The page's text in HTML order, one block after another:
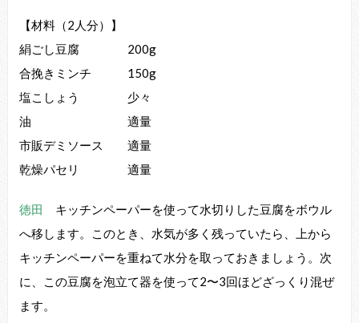
【材料（2人分）】
絹ごし⾖腐 200g
合挽きミンチ 150g
塩こしょう 少々
油 適量
市販デミソース 適量
乾燥パセリ 適量
徳田 キッチンペーパーを使って⽔切りした⾖腐をボウル
へ移します。このとき、⽔気が多く残っていたら、上から
キッチンペーパーを重ねて⽔分を取っておきましょう。次
に、この⾖腐を泡⽴て器を使って2〜3回ほどざっくり混ぜ
ます。